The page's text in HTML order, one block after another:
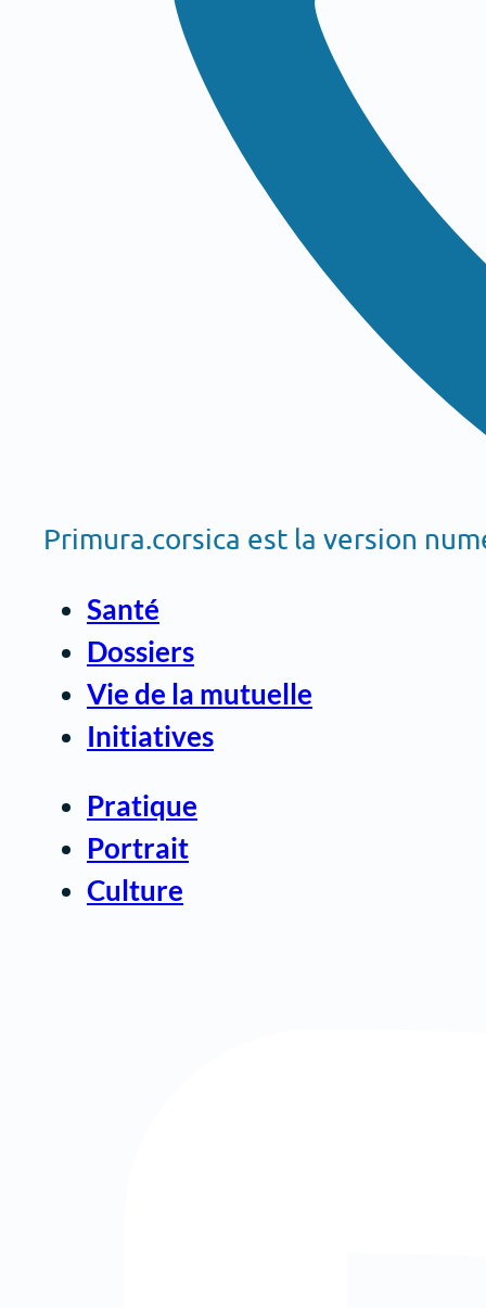
Primura.corsica est la version
Santé
Dossiers
Vie de la mutuelle
Initiatives
Pratique
Portrait
Culture